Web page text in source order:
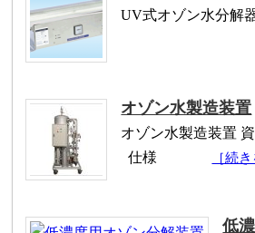
UV式オゾン水分解
オゾン水製造装置
オゾン水製造装置
仕様
［続
低